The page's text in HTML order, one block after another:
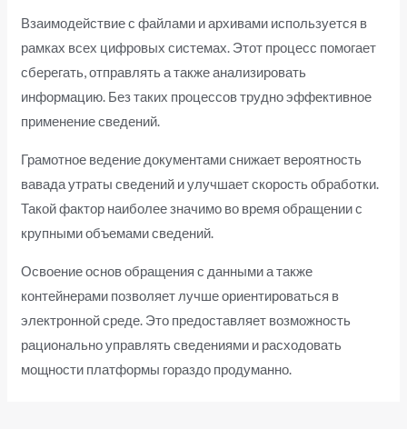
Взаимодействие с файлами и архивами используется в
рамках всех цифровых системах. Этот процесс помогает
сберегать, отправлять а также анализировать
информацию. Без таких процессов трудно эффективное
применение сведений.
Грамотное ведение документами снижает вероятность
вавада утраты сведений и улучшает скорость обработки.
Такой фактор наиболее значимо во время обращении с
крупными объемами сведений.
Освоение основ обращения с данными а также
контейнерами позволяет лучше ориентироваться в
электронной среде. Это предоставляет возможность
рационально управлять сведениями и расходовать
мощности платформы гораздо продуманно.